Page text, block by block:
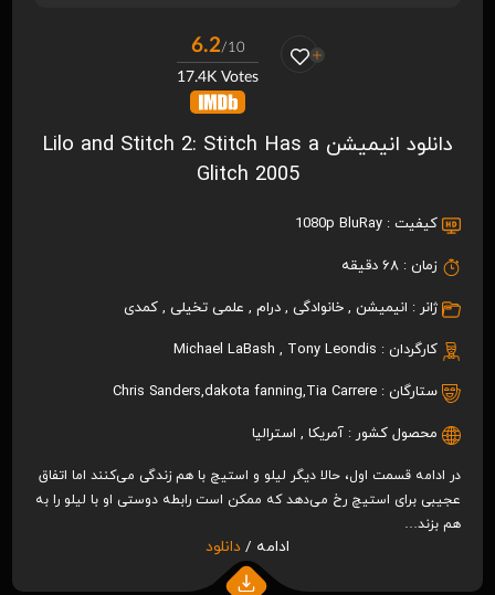
6.2/10
17.4K Votes
دانلود انیمیشن Lilo and Stitch 2: Stitch Has a
Glitch 2005
کیفیت : 1080p BluRay
زمان : 68 دقیقه
ژانر : انیمیشن ,خانوادگی ,درام , علمی تخیلی ,کمدی
کارگردان : Michael LaBash , Tony Leondis
ستارگان : Chris Sanders,dakota fanning,Tia Carrere
محصول کشور : آمریکا , استرالیا
در ادامه قسمت اول، حالا دیگر لیلو و استیچ با هم زندگی می‌کنند اما اتفاق
عجیبی برای استیچ رخ می‌دهد که ممکن است رابطه دوستی او با لیلو را به
هم بزند…
ادامه / دانلود